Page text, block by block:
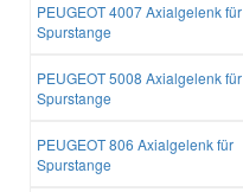
PEUGEOT 4007 Axialgelenk für
Spurstange
PEUGEOT 5008 Axialgelenk für
Spurstange
PEUGEOT 806 Axialgelenk für
Spurstange